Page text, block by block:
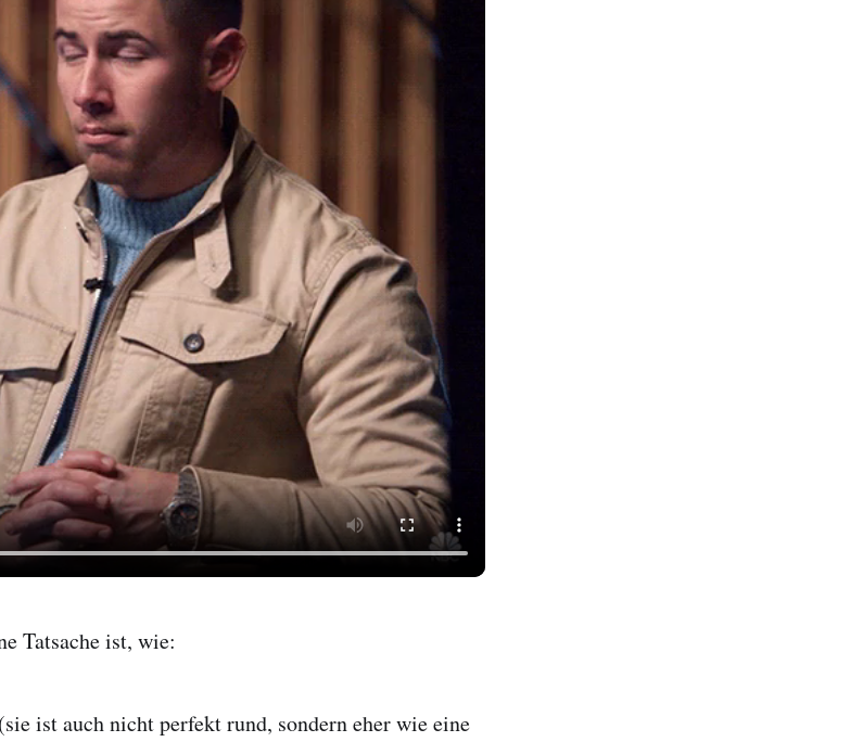
Tatsache ist, wie:
ist auch nicht perfekt rund, sondern eher wie eine